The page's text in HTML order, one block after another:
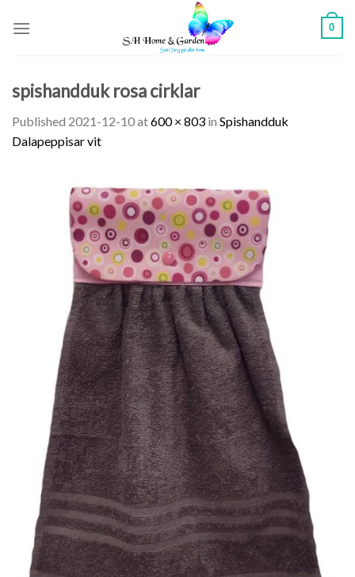
0
spishandduk rosa cirklar
Published 2021-12-10at600 × 803 in Spishandduk
Dalapeppisar vit